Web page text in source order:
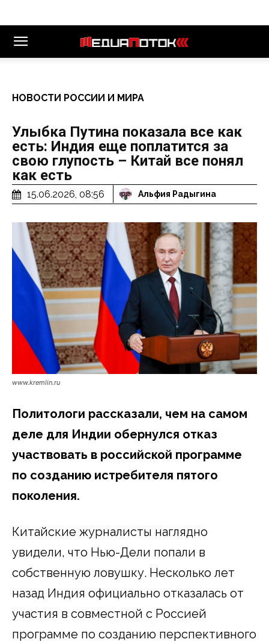
НОВОСТИ РОССИИ И МИРА
Улыбка Путина показала все как
есть: Индия еще поплатится за
свою глупость – Китай все понял
как есть
15.06.2026, 08:56 Альфия Радыгина
www.kremlin.ru
Политологи рассказали, чем на самом
деле для Индии обернулся отказ
участвовать в российской программе
по созданию истребителя пятого
поколения.
Китайские журналисты наглядно
увидели, что Нью-Дели попали в
собственную ловушку. Несколько лет
назад Индия официально отказалась от
участия в совместной с Россией
программе по созданию перспективного